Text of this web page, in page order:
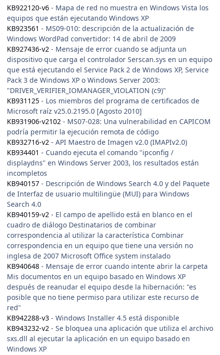
KB922120-v6 - Mapa de red no muestra en Windows Vista los
equipos que están ejecutando Windows XP
KB923561 - MS09-010: descripción de la actualización de
Windows WordPad convertidor: 14 de abril de 2009
KB927436-v2 - Mensaje de error cuando se adjunta un
dispositivo que carga el controlador Serscan.sys en un equipo
que está ejecutando el Service Pack 2 de Windows XP, Service
Pack 3 de Windows XP o Windows Server 2003:
"DRIVER_VERIFIER_IOMANAGER_VIOLATION (c9)"
KB931125 - Los miembros del programa de certificados de
Microsoft raíz v25.0.2195.0 [Agosto 2010]
KB931906-v2102 - MS07-028: Una vulnerabilidad en CAPICOM
podría permitir la ejecución remota de código
KB932716-v2 - API Maestro de Imagen v2.0 (IMAPIv2.0)
KB934401 - Cuando ejecuta el comando "ipconfig /
displaydns" en Windows Server 2003, los resultados están
incompletos
KB940157 - Descripción de Windows Search 4.0 y del Paquete
de Interfaz de usuario multilingüe (MUI) para Windows
Search 4.0
KB940159-v2 - El campo de apellido está en blanco en el
cuadro de diálogo Destinatarios de combinar
correspondencia al utilizar la característica Combinar
correspondencia en un equipo que tiene una versión no
inglesa de 2007 Microsoft Office system instalado
KB940648 - Mensaje de error cuando intente abrir la carpeta
Mis documentos en un equipo basado en Windows XP
después de reanudar el equipo desde la hibernación: "es
posible que no tiene permiso para utilizar este recurso de
red"
KB942288-v3 - Windows Installer 4.5 está disponible
KB943232-v2 - Se bloquea una aplicación que utiliza el archivo
sxs.dll al ejecutar la aplicación en un equipo basado en
Windows XP